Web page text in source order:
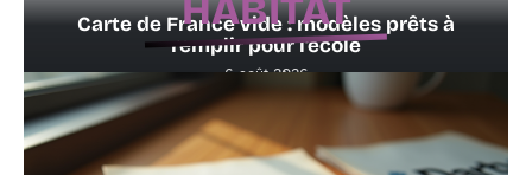
Carte de France vide : modèles prêts à
remplir pour l’école
6 août 2026
HABITAT